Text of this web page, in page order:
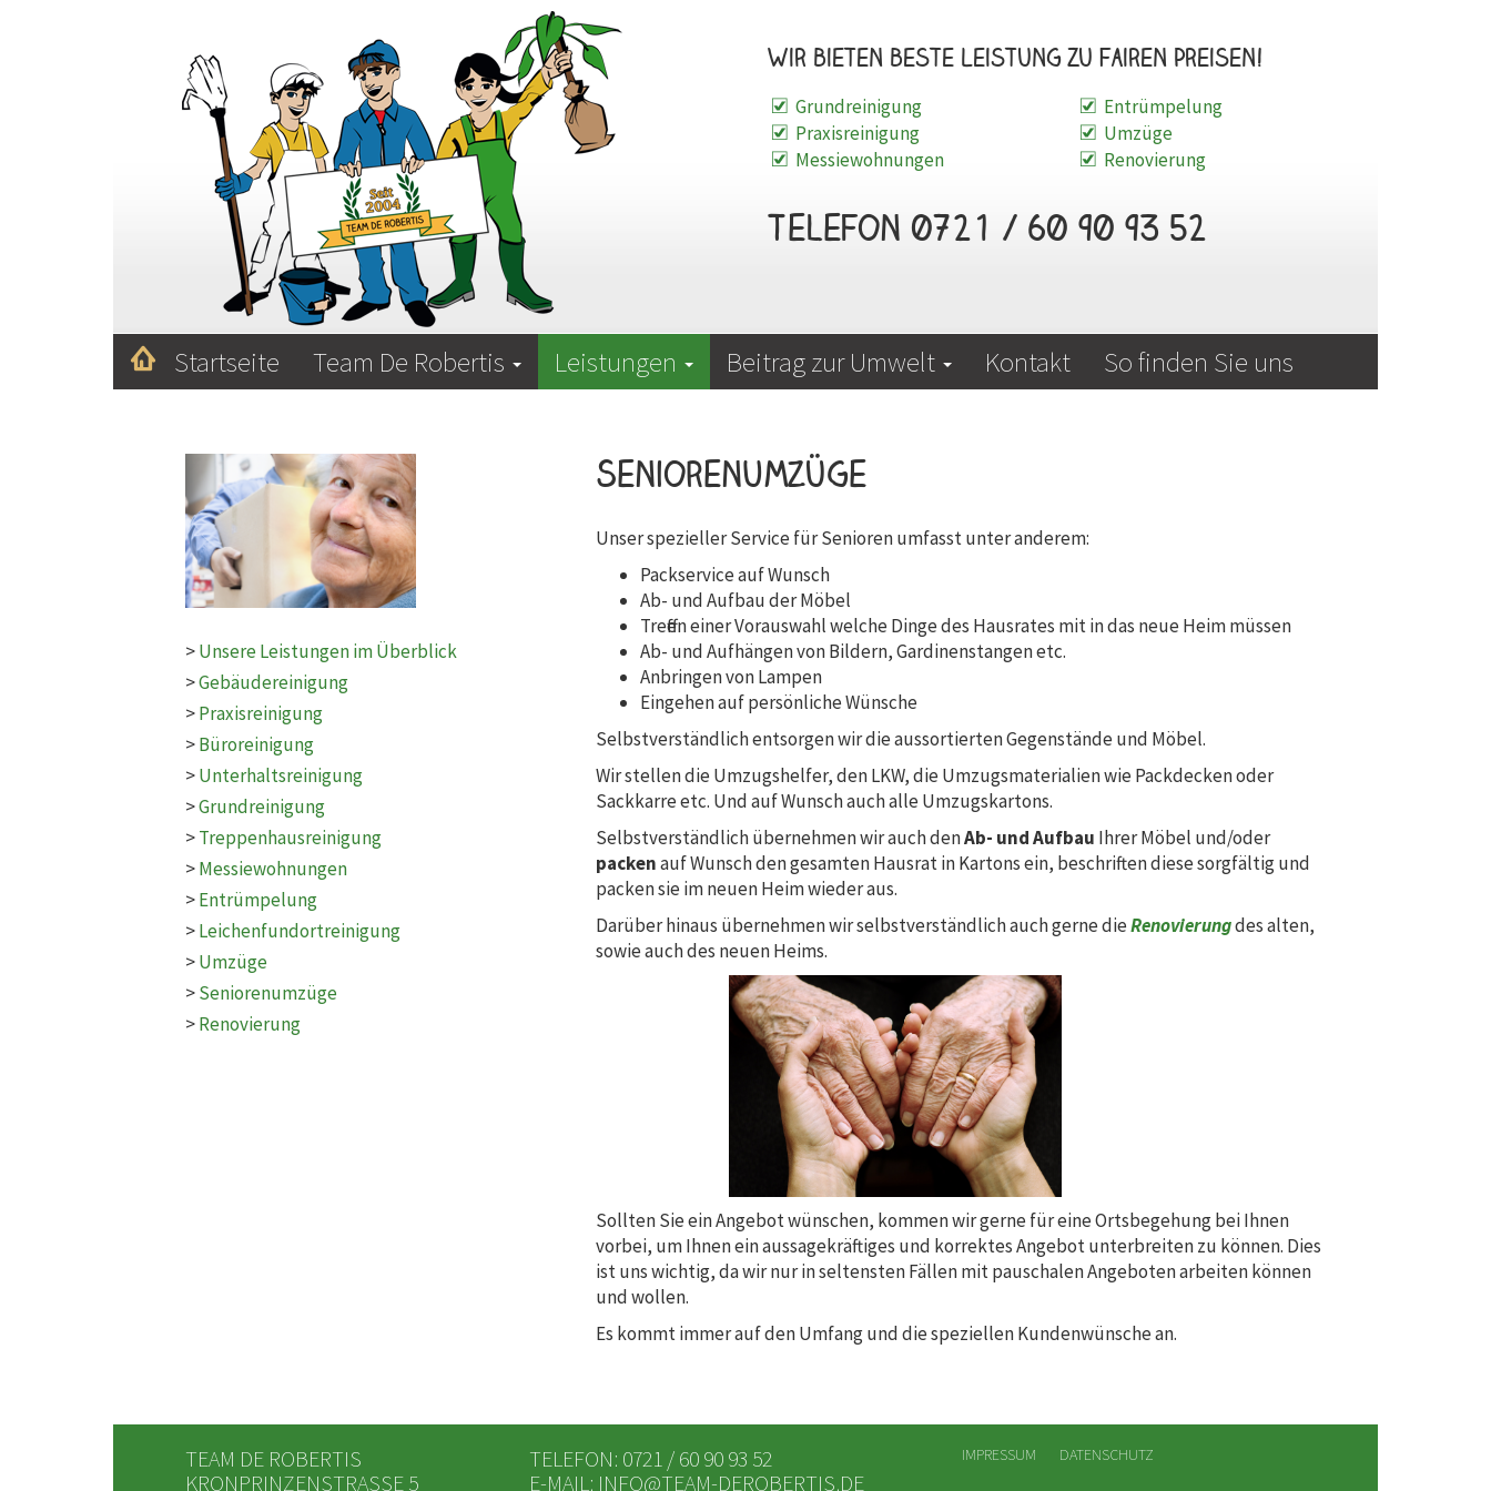
Wir bieten beste Leistung zu fairen Preisen!
Grundreinigung
Praxisreinigung
Messiewohnungen
Entrümpelung
Umzüge
Renovierung
Telefon 0721 / 60 90 93 52
Startseite Team De Robertis Leistungen Beitrag zur Umwelt Kontakt So finden Sie uns
>Unsere Leistungen im Überblick
>Gebäudereinigung
>Praxisreinigung
>Büroreinigung
>Unterhaltsreinigung
>Grundreinigung
>Treppenhausreinigung
>Messiewohnungen
>Entrümpelung
>Leichenfundortreinigung
>Umzüge
>Seniorenumzüge
>Renovierung
Seniorenumzüge
Unser spezieller Service für Senioren umfasst unter anderem:
Packservice auf Wunsch
Ab- und Aufbau der Möbel
Treffen einer Vorauswahl welche Dinge des Hausrates mit in das neue Heim müssen
Ab- und Aufhängen von Bildern, Gardinenstangen etc.
Anbringen von Lampen
Eingehen auf persönliche Wünsche
Selbstverständlich entsorgen wir die aussortierten Gegenstände und Möbel.
Wir stellen die Umzugshelfer, den LKW, die Umzugsmaterialien wie Packdecken oder
Sackkarre etc. Und auf Wunsch auch alle Umzugskartons.
Selbstverständlich übernehmen wir auch denAb- und Aufbau Ihrer Möbel und/oder
packenauf Wunsch den gesamten Hausrat in Kartons ein, beschriften diese sorgfältig und
packen sie im neuen Heim wieder aus.
Darüber hinaus übernehmen wir selbstverständlich auch gerne dieRenovierungdes alten,
sowie auch des neuen Heims.
Sollten Sie ein Angebot wünschen, kommen wir gerne für eine Ortsbegehung bei Ihnen
vorbei, um Ihnen ein aussagekräftiges und korrektes Angebot unterbreiten zu können. Dies
ist uns wichtig, da wir nur in seltensten Fällen mit pauschalen Angeboten arbeiten können
und wollen.
Es kommt immer auf den Umfang und die speziellen Kundenwünsche an.
TEAM DE ROBERTIS
KRONPRINZENSTRASSE 5
TELEFON: 0721 / 60 90 93 52
E-MAIL: INFO@TEAM-DEROBERTIS.DE
IMPRESSUM DATENSCHUTZ